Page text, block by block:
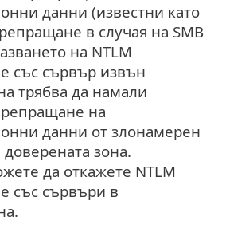
данни (известни като
в случая на SMB
на NTLM
със сървър извън
трябва да намали
на
данни от злонамерен
зона.
да откажете NTLM
със сървъри в